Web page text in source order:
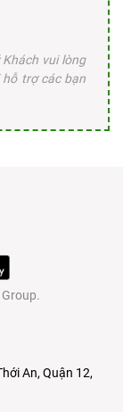
vui lòng
trợ các bạn
An, Quận 12,